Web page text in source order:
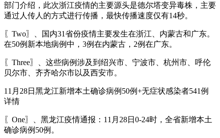
部门介绍，此次浙江疫情的主要源头是德尔塔变异毒株，主要
通过人传人的方式进行传播，最快传播速度仅有14秒。
〖Two〗、国内31省份疫情主要发生在浙江、内蒙古和广东。
在50例新本地病例中，3例在内蒙古，2例在广东。
〖Three〗、这些病例涉及到绍兴市、宁波市、杭州市、呼伦
贝尔市、齐齐哈尔市以及西安市。
11月28日黑龙江新增本土确诊病例50例+无症状感染者541例
详情
〖One〗、黑龙江疫情通报：11月28日0-24时，全省新增本土
确诊病例50例。